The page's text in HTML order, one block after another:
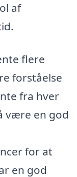
af
flere
forståelse
fra hver
være en god
for at
en god